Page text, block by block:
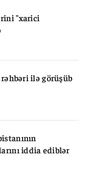
"xarici
ilə görüşüb
iddia ediblər